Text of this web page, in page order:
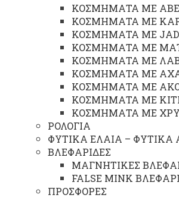
ΚΟΣΜΗΜΑΤΑ ΜΕ
ΚΟΣΜΗΜΑΤΑ ΜΕ
ΚΟΣΜΗΜΑΤΑ ΜΕ
ΚΟΣΜΗΜΑΤΑ ΜΕ
ΚΟΣΜΗΜΑΤΑ ΜΕ
ΚΟΣΜΗΜΑΤΑ ΜΕ
ΚΟΣΜΗΜΑΤΑ ΜΕ
ΚΟΣΜΗΜΑΤΑ ΜΕ
ΚΟΣΜΗΜΑΤΑ ΜΕ
ΡΟΛΟΓΙΑ
ΦΥΤΙΚΑ ΕΛΑΙΑ –
ΒΛΕΦΑΡΙΔΕΣ
ΜΑΓΝΗΤΙΚΕΣ
FALSE MINK
ΠΡΟΣΦΟΡΕΣ